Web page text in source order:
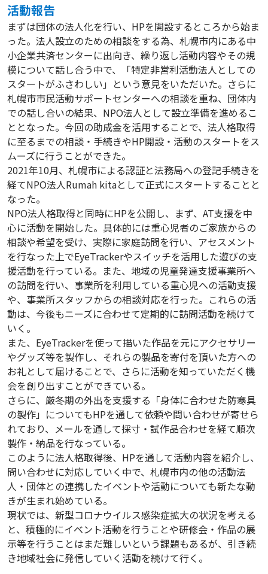
活動報告
まずは団体の法人化を行い、HPを開設するところから始ま
った。法人設立のための相談をする為、札幌市内にある中
小企業共済センターに出向き、繰り返し活動内容やその規
模について話し合う中で、「特定非営利活動法人としての
スタートがふさわしい」という意見をいただいた。さらに
札幌市市民活動サポートセンターへの相談を重ね、団体内
での話し合いの結果、NPO法人として設立準備を進めるこ
ととなった。今回の助成金を活用することで、法人格取得
に至るまでの相談・手続きやHP開設・活動のスタートをス
ムーズに行うことができた。
2021年10月、札幌市による認証と法務局への登記手続きを
経てNPO法人Rumah kitaとして正式にスタートすることと
なった。
NPO法人格取得と同時にHPを公開し、まず、AT支援を中
心に活動を開始した。具体的には重心児者のご家族からの
相談や希望を受け、実際に家庭訪問を行い、アセスメント
を行なった上でEyeTrackerやスイッチを活用した遊びの支
援活動を行っている。また、地域の児童発達支援事業所へ
の訪問を行い、事業所を利用している重心児への活動支援
や、事業所スタッフからの相談対応を行った。これらの活
動は、今後もニーズに合わせて定期的に訪問活動を続けて
いく。
また、EyeTrackerを使って描いた作品を元にアクセサリー
やグッズ等を製作し、それらの製品を寄付を頂いた方への
お礼として届けることで、さらに活動を知っていただく機
会を創り出すことができている。
さらに、厳冬期の外出を支援する「身体に合わせた防寒具
の製作」についてもHPを通して依頼や問い合わせが寄せら
れており、メールを通して採寸・試作品合わせを経て順次
製作・納品を行なっている。
このように法人格取得後、HPを通して活動内容を紹介し、
問い合わせに対応していく中で、札幌市内の他の活動法
人・団体との連携したイベントや活動についても新たな動
きが生まれ始めている。
現状では、新型コロナウイルス感染症拡大の状況を考える
と、積極的にイベント活動を行うことや研修会・作品の展
示等を行うことはまだ難しいという課題もあるが、引き続
き地域社会に発信していく活動を続けて行く。